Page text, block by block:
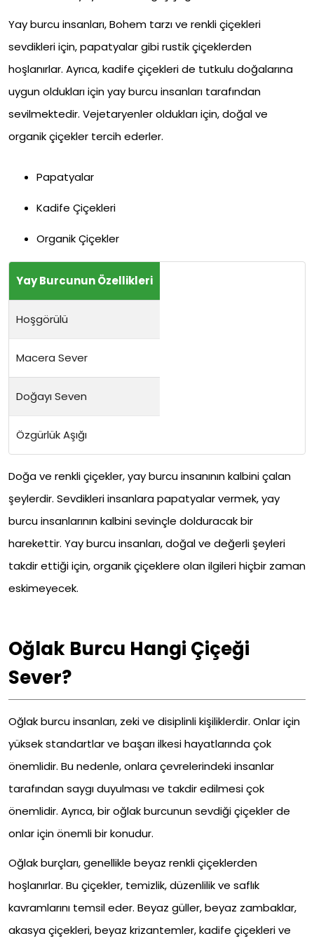
Yay burcu insanları, Bohem tarzı ve renkli çiçekleri
sevdikleri için, papatyalar gibi rustik çiçeklerden
hoşlanırlar. Ayrıca, kadife çiçekleri de tutkulu doğalarına
uygun oldukları için yay burcu insanları tarafından
sevilmektedir. Vejetaryenler oldukları için, doğal ve
organik çiçekler tercih ederler.
Papatyalar
Kadife Çiçekleri
Organik Çiçekler
Yay Burcunun Özellikleri
Hoşgörülü
Macera Sever
Doğayı Seven
Özgürlük Aşığı
Doğa ve renkli çiçekler, yay burcu insanının kalbini çalan
şeylerdir. Sevdikleri insanlara papatyalar vermek, yay
burcu insanlarının kalbini sevinçle dolduracak bir
harekettir. Yay burcu insanları, doğal ve değerli şeyleri
takdir ettiği için, organik çiçeklere olan ilgileri hiçbir zaman
eskimeyecek.
Oğlak Burcu Hangi Çiçeği
Sever?
Oğlak burcu insanları, zeki ve disiplinli kişiliklerdir. Onlar için
yüksek standartlar ve başarı ilkesi hayatlarında çok
önemlidir. Bu nedenle, onlara çevrelerindeki insanlar
tarafından saygı duyulması ve takdir edilmesi çok
önemlidir. Ayrıca, bir oğlak burcunun sevdiği çiçekler de
onlar için önemli bir konudur.
Oğlak burçları, genellikle beyaz renkli çiçeklerden
hoşlanırlar. Bu çiçekler, temizlik, düzenlilik ve saflık
kavramlarını temsil eder. Beyaz güller, beyaz zambaklar,
akasya çiçekleri, beyaz krizantemler, kadife çiçekleri ve